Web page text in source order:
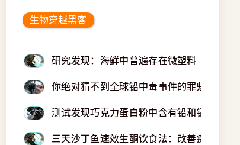
生物穿越黑客
研究发现：海鲜中普遍存在微塑料
你绝对猜不到全球铅中毒事件的罪魁祸首
测试发现巧克力蛋白粉中含有铅和镉
三天沙丁鱼速效生酮饮食法：改善痴呆症症